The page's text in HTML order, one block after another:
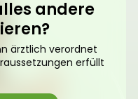
andere
ärztlich verordnet
erfüllt